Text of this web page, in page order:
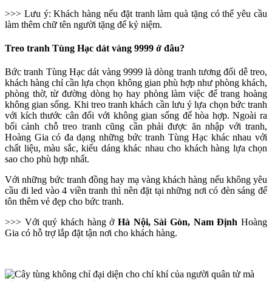
>>> Lưu ý: Khách hàng nếu đặt tranh làm quà tặng có thể yêu cầu
làm thêm chữ tên người tặng để kỷ niệm.
Treo tranh Tùng Hạc dát vàng 9999 ở đâu?
Bức tranh Tùng Hạc dát vàng 9999 là dòng tranh tương đối dễ treo,
khách hàng chỉ cần lựa chọn không gian phù hợp như phòng khách,
phòng thờ, từ đường dòng họ hay phòng làm việc để trang hoàng
không gian sống. Khi treo tranh khách cần lưu ý lựa chọn bức tranh
với kích thước cân đối với không gian sống để hòa hợp. Ngoài ra
bối cảnh chỗ treo tranh cũng cần phải được ăn nhập với tranh,
Hoàng Gia có đa dạng những bức tranh Tùng Hạc khác nhau với
chất liệu, màu sắc, kiểu dáng khác nhau cho khách hàng lựa chọn
sao cho phù hợp nhất.
Với những bức tranh đồng hay mạ vàng khách hàng nếu không yêu
cầu đi led vào 4 viền tranh thì nên đặt tại những nơi có đèn sáng để
tôn thêm vẻ đẹp cho bức tranh.
>>> Với quý khách hàng ở Hà Nội, Sài Gòn, Nam Định Hoàng
Gia có hỗ trợ lắp đặt tận nơi cho khách hàng.